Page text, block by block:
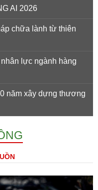
AI 2026
chữa lành từ thiên
lực ngành hàng
năm xây dựng thương